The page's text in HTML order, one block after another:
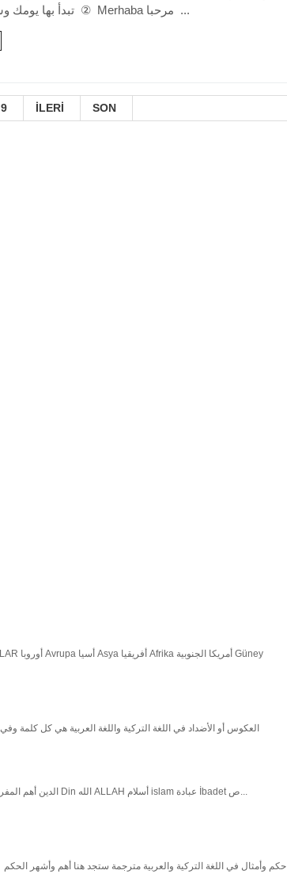
تبدأ بها يومك وسهلة اللفظ والحفظ ② Merhaba مرحبا ...
9 İLERİ SON
حكم وأمثال في اللغة التركية والعربية مترجمة ستجد هنا أهم وأشهر الحكم